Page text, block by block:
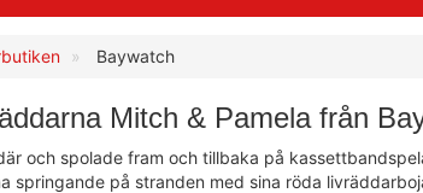
Baywatch
Mitch & Pamela från
och spolade fram och tillbaka på
springande på stranden med sina röda